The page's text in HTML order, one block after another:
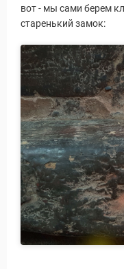
вот - мы сами берем
старенький замок: